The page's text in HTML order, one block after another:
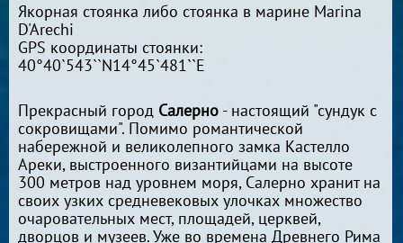
Якорная стоянка либо стоянка в марине Marina
D'Arechi
GPS координаты стоянки:
40°40`543``N14°45`481``E
Прекрасный город Салерно - настоящий "сундук с
сокровищами". Помимо романтической
набережной и великолепного замка Кастелло
Ареки, выстроенного византийцами на высоте
300 метров над уровнем моря, Салерно хранит на
своих узких средневековых улочках множество
очаровательных мест, площадей, церквей,
дворцов и музеев. Уже во времена Древнего Рима